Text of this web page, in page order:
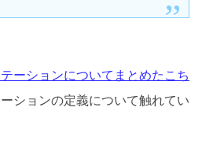
ーションについてまとめたこち
ションの定義について触れてい